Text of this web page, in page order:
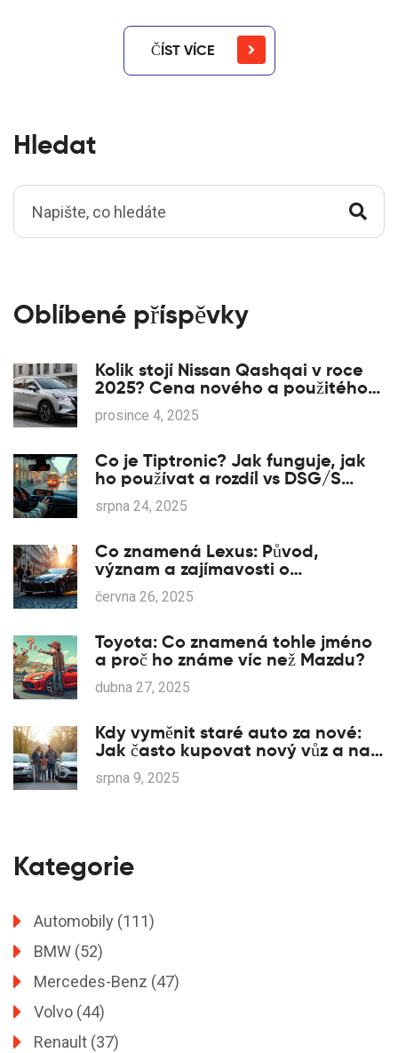
ČÍST VÍCE
Hledat
Oblíbené příspěvky
Kolik stojí Nissan Qashqai v roce
2025? Cena nového a použitého
modelu
prosince 4, 2025
Co je Tiptronic? Jak funguje, jak
ho používat a rozdíl vs DSG/S
tronic
srpna 24, 2025
Co znamená Lexus: Původ,
význam a zajímavosti o
automobilce
června 26, 2025
Toyota: Co znamená tohle jméno
a proč ho známe víc než Mazdu?
dubna 27, 2025
Kdy vyměnit staré auto za nové:
Jak často kupovat nový vůz a na
co si dát pozor
srpna 9, 2025
Kategorie
Automobily (111)
BMW (52)
Mercedes-Benz (47)
Volvo (44)
Renault (37)